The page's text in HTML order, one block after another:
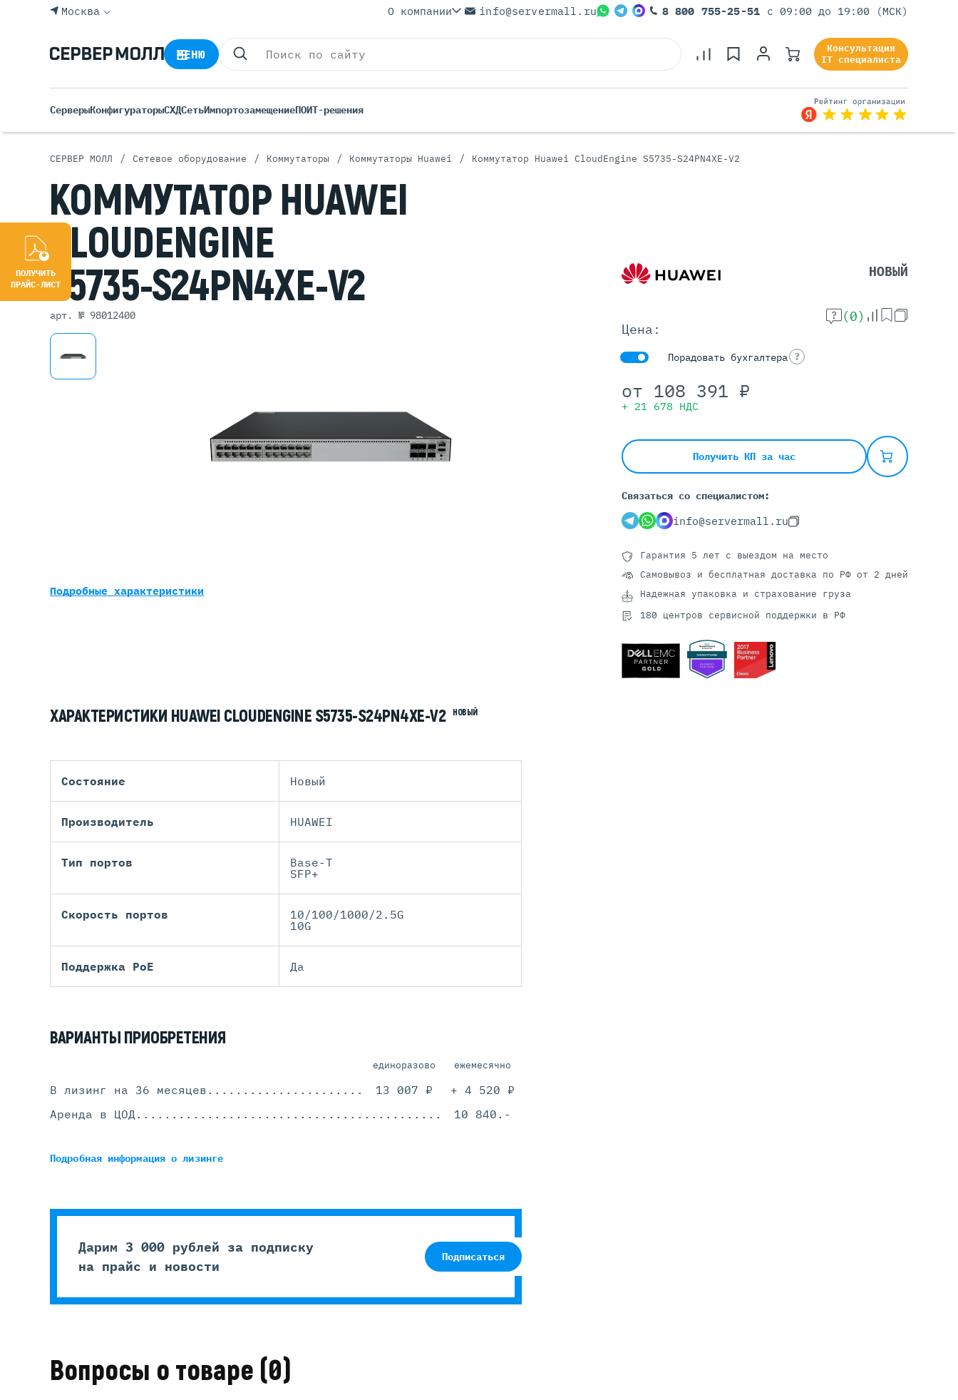
Rack Серверы
Tower Серверы
Blade Серверы
Серверы Huawei Atlas
Серверы Для ИИ
DELL G16
DELL G14
С GPU NVIDIA
С GPU AMD
С 4 GPU
Москва О компании info@servermall.ru 8 800 755-25-51 с 09:00 до 19:00 (МСК)
МЕНЮ
Консультация
IT специалиста
СерверыКонфигураторыСХДСетьИмпортозамещениеПОИТ-решения
СЕРВЕР МОЛЛ / Сетевое оборудование / Коммутаторы / Коммутаторы Huawei / Коммутатор Huawei CloudEngine S5735-S24PN4XE-V2
КОММУТАТОР HUAWEI
CLOUDENGINE
S5735-S24PN4XE-V2
арт. № 98012400
НОВЫЙ
(0)
Цена:
Порадовать бухгалтера ?
от 108 391 ₽
+ 21 678 НДС
Получить КП за час
Связаться со специалистом:
info@servermall.ru
Гарантия 5 лет с выездом на место
Самовывоз и бесплатная доставка по РФ от 2 дней
Надежная упаковка и страхование груза
180 центров сервисной поддержки в РФ
Подробные характеристики
ХАРАКТЕРИСТИКИ HUAWEI CLOUDENGINE S5735-S24PN4XE-V2 НОВЫЙ
Состояние Новый
Производитель HUAWEI
Тип портов
Base-T
SFP+
Скорость портов
10/100/1000/2.5G
10G
Поддержка PoE Да
ВАРИАНТЫ ПРИОБРЕТЕНИЯ
единоразово ежемесячно
В лизинг на 36 месяцев ....................................................................................
13 007 ₽
+ 4 520 ₽
Аренда в ЦОД....................................................................................
10 840.-
Подробная информацияо лизинге
Дарим 3 000 рублей за подписку
на прайс и новости
Подписаться
Вопросы о товаре (0)
ПОЛУЧИТЬ
ПРАЙС-ЛИСТ